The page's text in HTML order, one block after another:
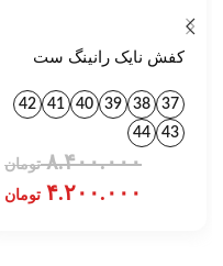
کفش نایک رانینگ ست
37
38
39
40
41
42
43
44
۸.۴۰۰.۰۰۰ تومان
۴.۲۰۰.۰۰۰ تومان